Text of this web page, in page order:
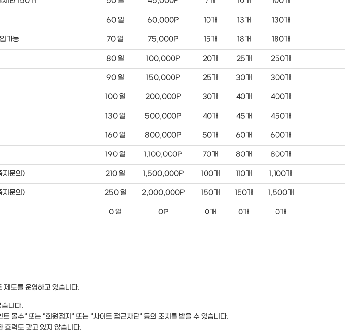
60 일 60,000P 10개 13개 130개
가능 70 일 75,000P 15개 18개 180개
80 일 100,000P 20개 25개 250개
90 일 150,000P 25개 30개 300개
100 일 200,000P 30개 40개 400개
130 일 500,000P 40개 45개 450개
160 일 800,000P 50개 60개 600개
190 일 1,100,000P 70개 80개 800개
지문의) 210 일 1,500,000P 100개 110개 1,100개
지문의) 250 일 2,000,000P 150개 150개 1,500개
0 일 0P 0개 0개 0개
제도를 운영하고 있습니다.
습니다.
몰수" 또는 "회원정지" 또는 "사이트 접근차단" 등의 조치를 받을 수 있습니다.
효력도 갖고 있지 않습니다.